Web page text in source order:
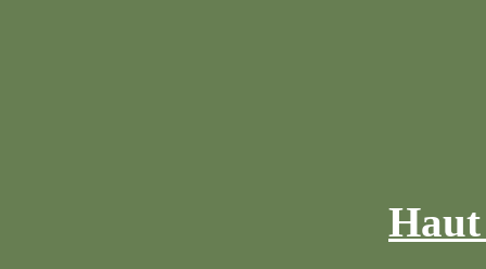
Haut